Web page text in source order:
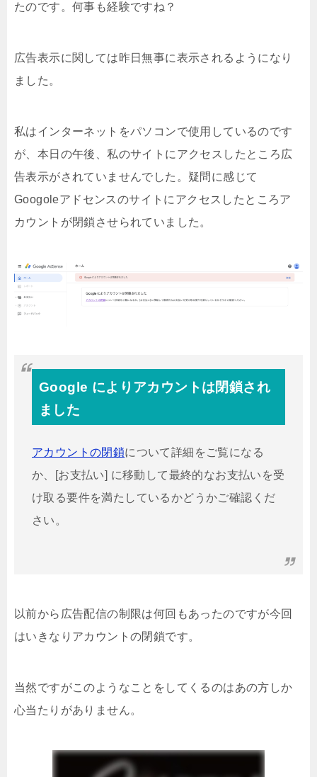
たのです。何事も経験ですね？
広告表示に関しては昨日無事に表示されるようになり
ました。
私はインターネットをパソコンで使用しているのです
が、本日の午後、私のサイトにアクセスしたところ広
告表示がされていませんでした。疑問に感じて
Googoleアドセンスのサイトにアクセスしたところア
カウントが閉鎖させられていました。
Google によりアカウントは閉鎖され
ました
アカウントの閉鎖について詳細をご覧になる
か、[お支払い] に移動して最終的なお支払いを受
け取る要件を満たしているかどうかご確認くだ
さい。
以前から広告配信の制限は何回もあったのですが今回
はいきなりアカウントの閉鎖です。
当然ですがこのようなことをしてくるのはあの方しか
心当たりがありません。